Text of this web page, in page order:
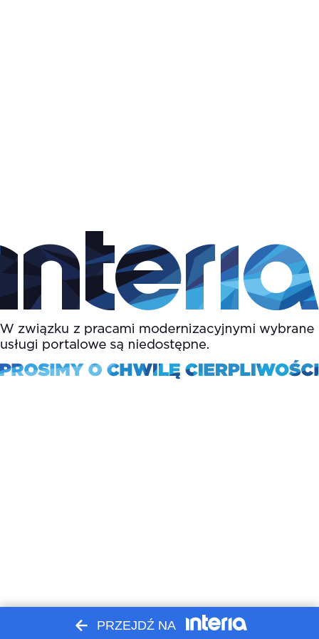
PRZEJDŹ NA